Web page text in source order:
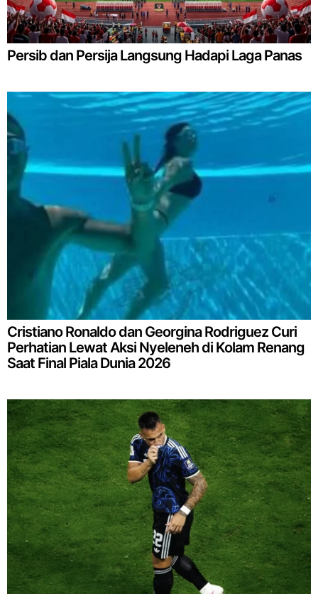
Persib dan Persija Langsung Hadapi Laga Panas
Cristiano Ronaldo dan Georgina Rodriguez Curi
Perhatian Lewat Aksi Nyeleneh di Kolam Renang
Saat Final Piala Dunia 2026